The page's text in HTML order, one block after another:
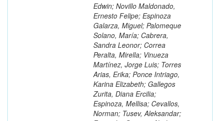
Edwin; Novillo Maldonado,
Ernesto Felipe; Espinoza
Galarza, Miguel; Palomeque
Solano, María; Cabrera,
Sandra Leonor; Correa
Peralta, Mirella; Vinueza
Martínez, Jorge Luis; Torres
Arias, Erika; Ponce Intriago,
Karina Elizabeth; Gallegos
Zurita, Diana Ercilia;
Espinoza, Mellisa; Cevallos,
Norman; Tusev, Aleksandar;